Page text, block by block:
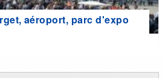
aéroport, parc d'expo